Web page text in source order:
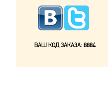
ВАШ КОД ЗАКАЗА: 8884